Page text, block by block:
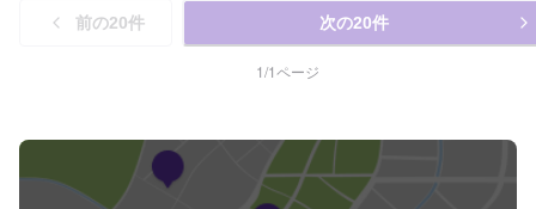
前の20件 次の20件
1/1ページ